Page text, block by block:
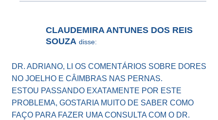
CLAUDEMIRA ANTUNES DOS REIS
SOUZA disse:
DR. ADRIANO, LI OS COMENTÁRIOS SOBRE DORES
NO JOELHO E CÂIMBRAS NAS PERNAS.
ESTOU PASSANDO EXATAMENTE POR ESTE
PROBLEMA, GOSTARIA MUITO DE SABER COMO
FAÇO PARA FAZER UMA CONSULTA COM O DR.